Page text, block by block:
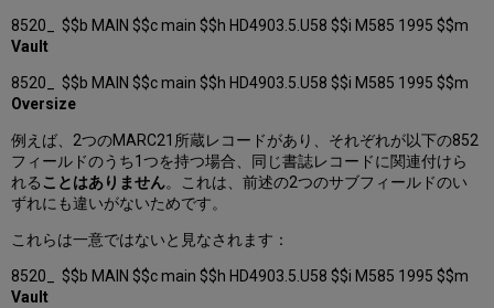
8520_ $$b MAIN $$c main $$h HD4903.5.U58 $$i M585 1995 $$m
Vault
8520_ $$b MAIN $$c main $$h HD4903.5.U58 $$i M585 1995 $$m
Oversize
例えば、2つのMARC21所蔵レコードがあり、それぞれが以下の852
フィールドのうち1つを持つ場合、同じ書誌レコードに関連付けら
れることはありません。これは、前述の2つのサブフィールドのい
ずれにも違いがないためです。
これらは一意ではないと見なされます：
8520_ $$b MAIN $$c main $$h HD4903.5.U58 $$i M585 1995 $$m
Vault